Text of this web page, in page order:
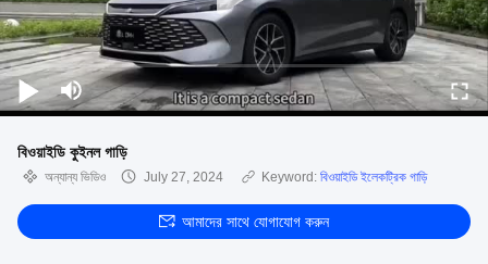
বিওয়াইডি কুইনল গাড়ি
অন্যান্য ভিডিও July 27, 2024 Keyword: বিওয়াইডি ইলেকট্রিক গাড়ি
আমাদের সাথে যোগাযোগ করুন